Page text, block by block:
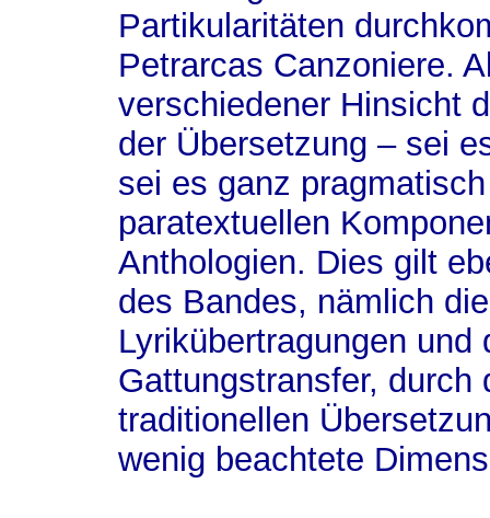
Partikularitäten
Petrarcas Canzoniere.
verschiedener Hinsicht
der Übersetzung – sei
sei es ganz
paratextuellen
Anthologien. Dies gilt
des Bandes, nämlich
Lyrikübertragungen
Gattungstransfer, durch
traditionellen
wenig beachtete